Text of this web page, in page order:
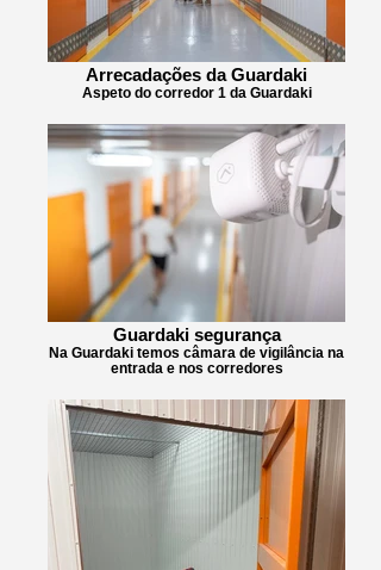
Arrecadações da Guardaki
Aspeto do corredor 1 da Guardaki
Guardaki segurança
Na Guardaki temos câmara de vigilância na
entrada e nos corredores